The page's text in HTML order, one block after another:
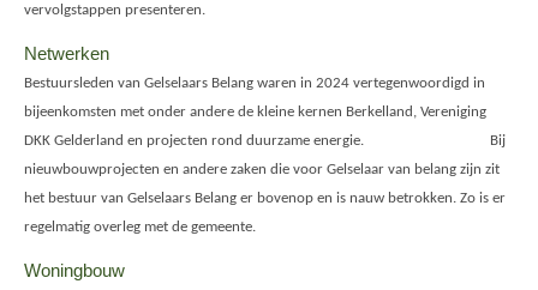
vervolgstappen presenteren.
Netwerken
Bestuursleden van Gelselaars Belang waren in 2024 vertegenwoordigd in
bijeenkomsten met onder andere de kleine kernen Berkelland, Vereniging
DKK Gelderland en projecten rond duurzame energie. Bij
nieuwbouwprojecten en andere zaken die voor Gelselaar van belang zijn zit
het bestuur van Gelselaars Belang er bovenop en is nauw betrokken. Zo is er
regelmatig overleg met de gemeente.
Woningbouw